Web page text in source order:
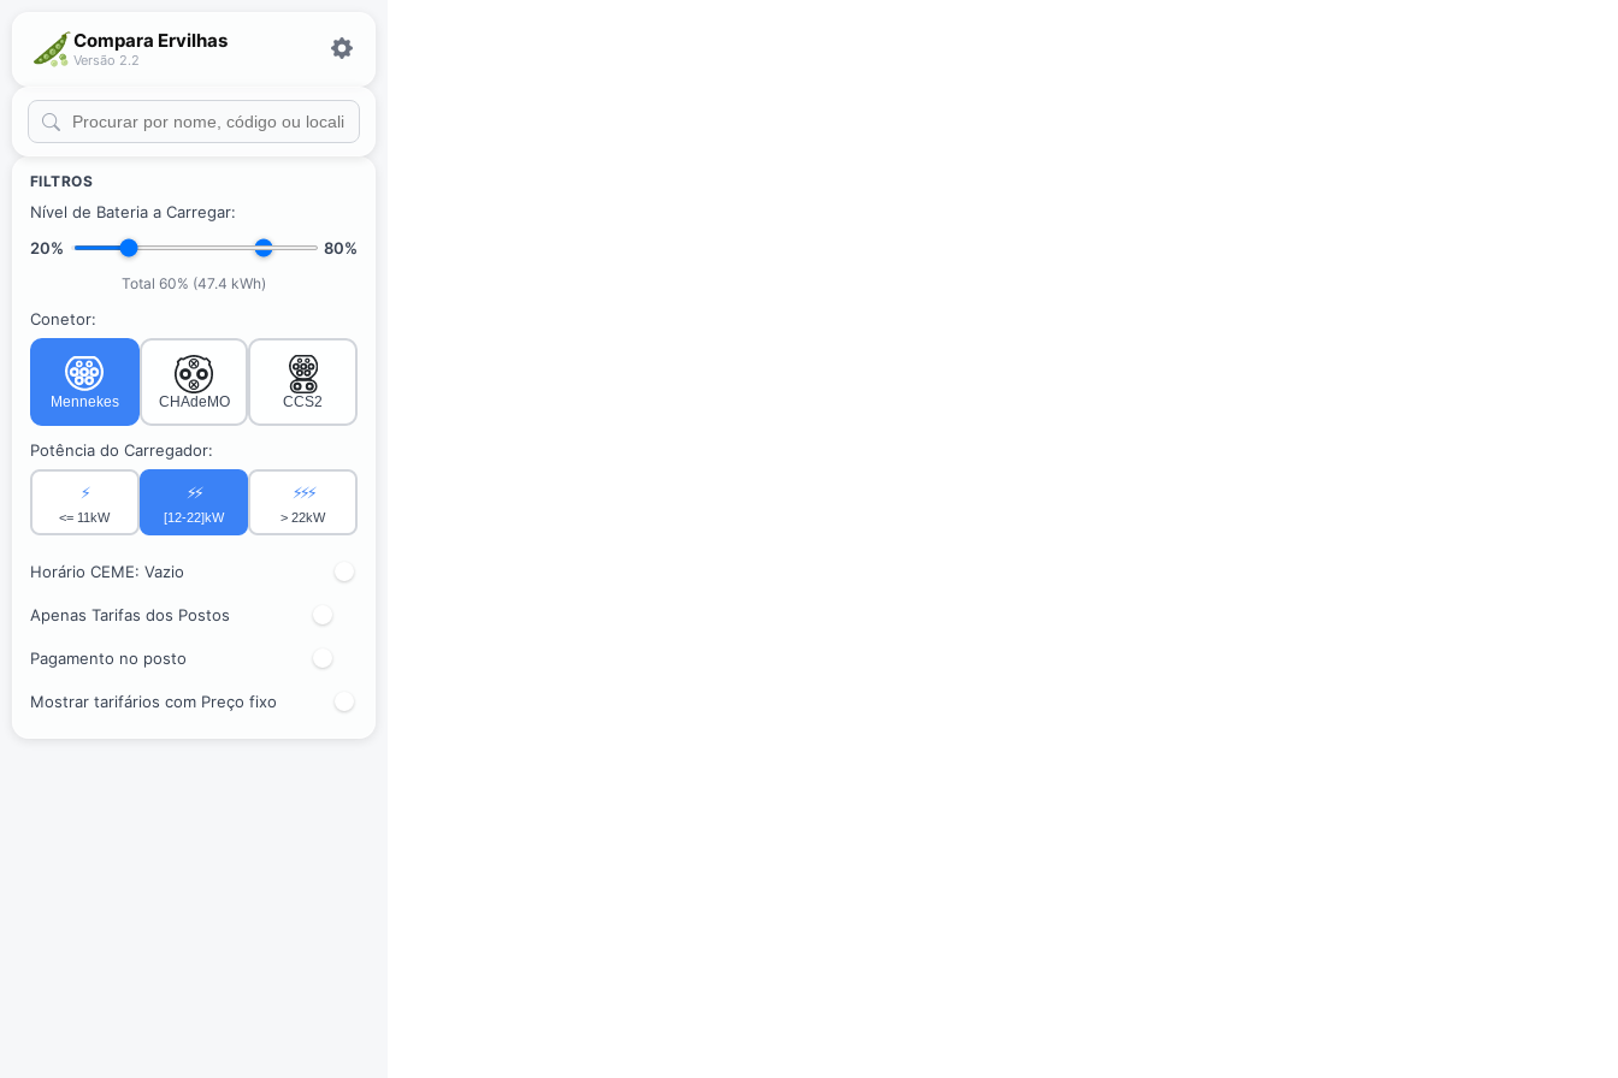
Compara Ervilhas
Versão 2.2
FILTROS
Nível de Bateria a Carregar:
20%
80%
Total 60% (47.4 kWh)
Conetor:
Mennekes CHAdeMO CCS2
Potência do Carregador:
⚡
<= 11kW
⚡⚡
[12-22]kW
⚡⚡⚡
> 22kW
Horário CEME: Vazio
Apenas Tarifas dos Postos
Pagamento no posto
Mostrar tarifários com Preço fixo